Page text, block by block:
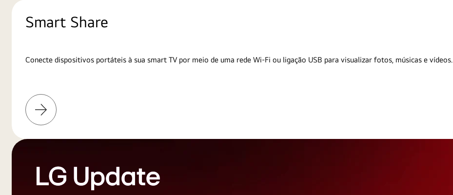
Smart Share
Conecte dispositivos portáteis à sua smart TV por meio de uma rede Wi-Fi ou ligação USB para visualizar fotos, músicas e vídeos.
Saiba
mais
LG Update